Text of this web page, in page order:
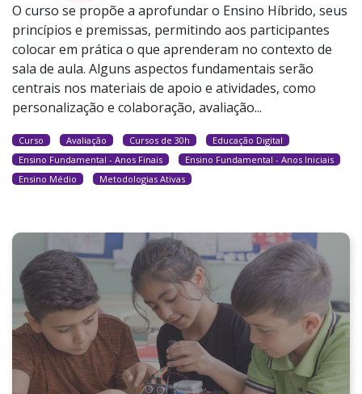
O curso se propõe a aprofundar o Ensino Híbrido, seus
princípios e premissas, permitindo aos participantes
colocar em prática o que aprenderam no contexto de
sala de aula. Alguns aspectos fundamentais serão
centrais nos materiais de apoio e atividades, como
personalização e colaboração, avaliação...
Curso Avaliação Cursos de 30h
Educação Digital
Ensino Fundamental - Anos Finais
Ensino Fundamental - Anos Iniciais
Ensino Médio
Metodologias Ativas